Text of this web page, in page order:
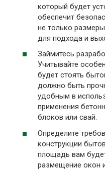
который будет
обеспечит
не только
для подхода и
Займитесь
Учитывайте
будет стоять
должно быть
удобным в
применения
блоков или свай.
Определите
конструкции
площадь вам
размещение окон